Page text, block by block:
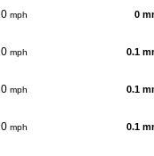
mph 0
mph 0.1
mph 0.1
mph 0.1